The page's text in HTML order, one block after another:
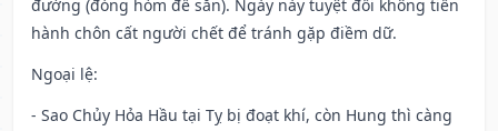
đường (đóng hòm để sẵn). Ngày này tuyệt đối không tiến
hành chôn cất người chết để tránh gặp điềm dữ.
Ngoại lệ:
- Sao Chủy Hỏa Hầu tại Tỵ bị đoạt khí, còn Hung thì càng